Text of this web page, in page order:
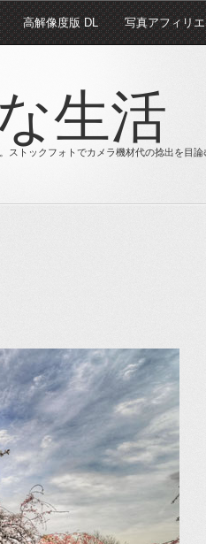
高解像度版 DL 写真アフィリ
生活
ストックフォトでカメラ機材代の捻出を目論